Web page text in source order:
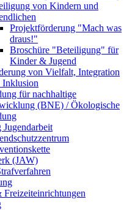
von Kindern und
Projektförderung "Mach was
draus!"
Broschüre "Beteiligung" für
Kinder & Jugend
von Vielfalt, Integration
Inklusion
für nachhaltige
(BNE) / Ökologische
Jugendarbeit
(JAW)
Freizeiteinrichtungen